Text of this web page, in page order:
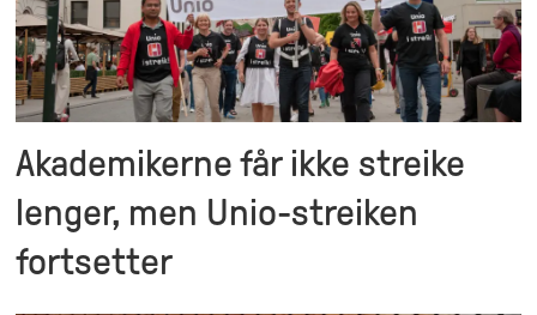
Akademikerne får ikke streike
lenger, men Unio-streiken
fortsetter